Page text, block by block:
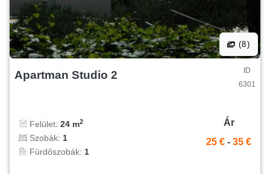
(8)
Apartman Studio 2
ID
6301
Felület: 24 m2
Szobák: 1
Fürdőszobák: 1
Ár
25 € - 35 €